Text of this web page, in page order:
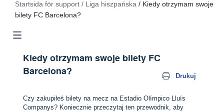
Startsida för support / Liga hiszpańska / Kiedy otrzymam swoje
bilety FC Barcelona?
Kiedy otrzymam swoje bilety FC
Barcelona?
Drukuj
Czy zakupiłeś bilety na mecz na Estadio Olímpico Lluís
Companys? Koniecznie przeczytaj ten przewodnik, aby